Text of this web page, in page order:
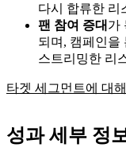
다시 합류한 리
팬 참여 증대 가
되며, 캠페인을
스트리밍한 리
타겟 세그먼트에 대
성과 세부 정